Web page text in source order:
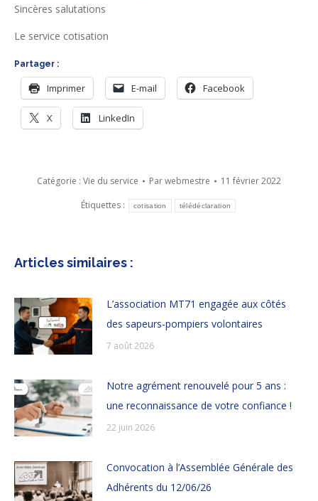
Sincères salutations
Le service cotisation
Partager :
Imprimer E-mail Facebook
X LinkedIn
Catégorie : Vie du service Parwebmestre
11 février 2022
Étiquettes :
cotisation télédéclaration
Articles similaires :
L’association MT71 engagée aux côtés
des sapeurs-pompiers volontaires
7 août 2026
Notre agrément renouvelé pour 5 ans :
une reconnaissance de votre confiance !
22 juin 2026
Convocation à l’Assemblée Générale des
Adhérents du 12/06/26